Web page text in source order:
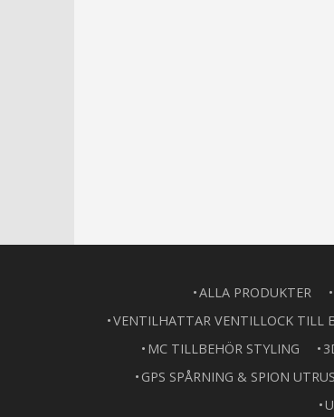
ALLA PRODUKTER
VENTILHATTAR VENTILLOCK TILL
MC TILLBEHÖR STYLING
GPS SPÅRNING & SPION